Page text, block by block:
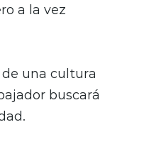
a la vez
una cultura
buscará